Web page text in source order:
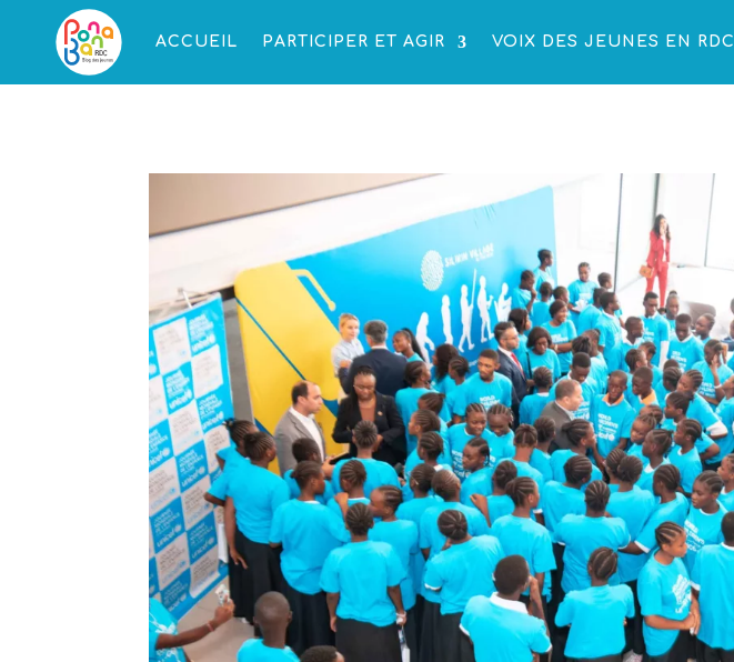
ACCUEIL PARTICIPER ET AGIR VOIX DES JEUNES EN RDC